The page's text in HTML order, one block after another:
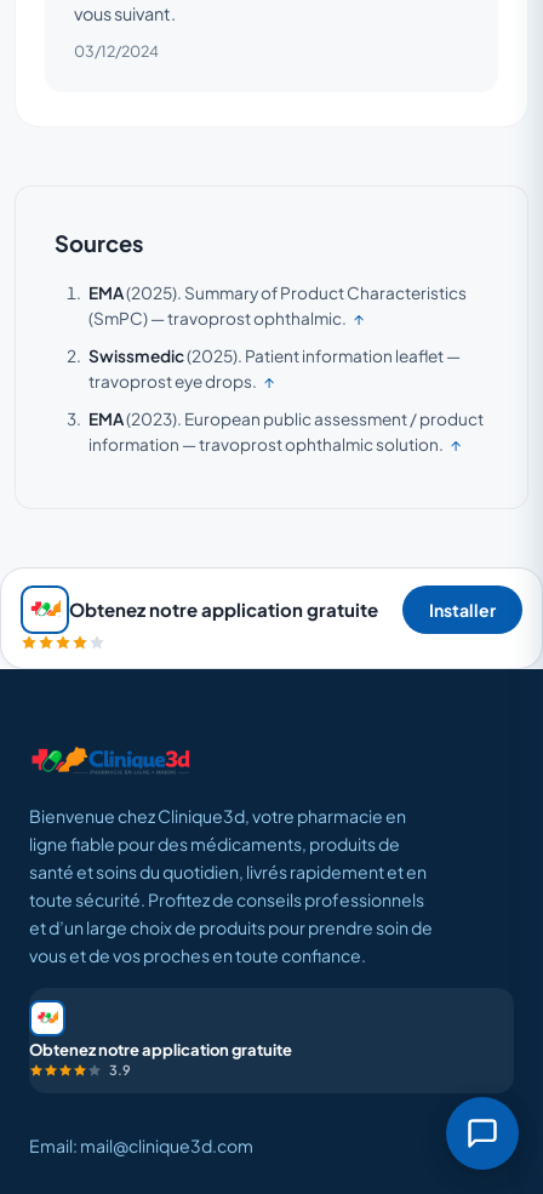
vous suivant.
03/12/2024
Sources
EMA(2025). Summary of Product Characteristics
(SmPC) — travoprost ophthalmic. ↑
Swissmedic(2025). Patient information leaflet —
travoprost eye drops. ↑
EMA(2023). European public assessment / product
information — travoprost ophthalmic solution. ↑
Obtenez notre application gratuite Installer
Bienvenue chez Clinique3d, votre pharmacie en
ligne fiable pour des médicaments, produits de
santé et soins du quotidien, livrés rapidement et en
toute sécurité. Profitez de conseils professionnels
et d’un large choix de produits pour prendre soin de
vous et de vos proches en toute confiance.
Obtenez notre application gratuite
3.9
Email: mail@clinique3d.com